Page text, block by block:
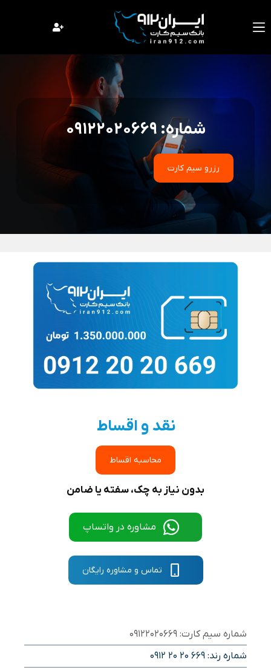
محتوا
شماره: 09122020669
رزرو سیم کارت
نقد و اقساط
محاسبه اقساط
بدون نیاز به چک، سفته یا ضامن
مشاوره در واتساپ
تماس و مشاوره رایگان
شماره سیم کارت: 09122020669
شماره رند:0912 20 20 669